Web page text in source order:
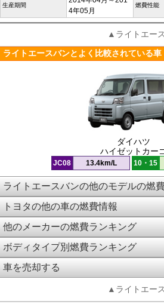
生産期間
4年05月
燃費性能
▲ライトエー
ライトエースバンとよく比較されている車
ダイハツ
ハイゼットカー
JC08 13.4km/L 10・15
ライトエースバンの他のモデルの燃
トヨタの他の車の燃費情報
他のメーカーの燃費ランキング
ボディタイプ別燃費ランキング
車を売却する
▲ライトエー